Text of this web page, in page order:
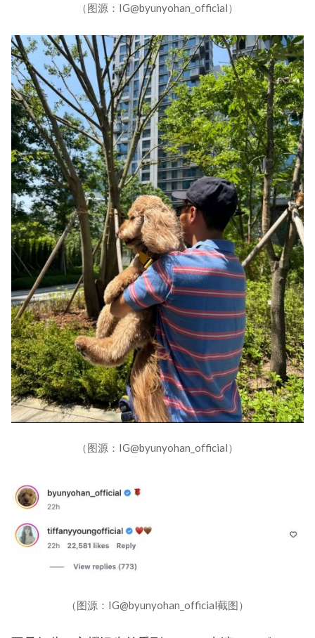
（图源：IG@byunyohan_official）
（图源：IG@byunyohan_official）
（图源：IG@byunyohan_official截图）